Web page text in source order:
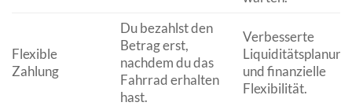
Flexible
Zahlung
Du bezahlst den
Betrag erst,
nachdem du das
Fahrrad erhalten
hast.
Verbesserte
Liquiditätsplanung
und finanzielle
Flexibilität.